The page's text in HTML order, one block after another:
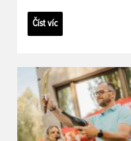
Číst víc